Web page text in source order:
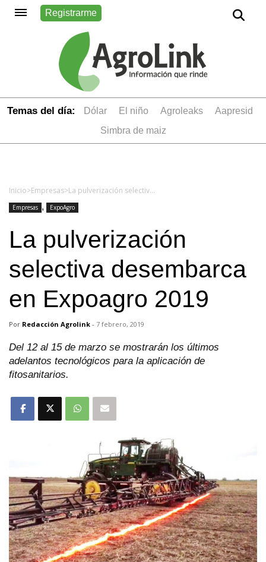
Registrarme
Temas del día: dólar el niño Agroleaks
aapresid
simbra de maiz
Inicio>Empresas> La pulverización selectiva desembarca en Expoagro 2019
Empresas , ExpoAgro
La pulverización
selectiva desembarca
en Expoagro 2019
Por Redacción Agrolink - 7 febrero, 2019
Del 12 al 15 de marzo se mostrarán los últimos
adelantos tecnológicos para la aplicación de
fitosanitarios.